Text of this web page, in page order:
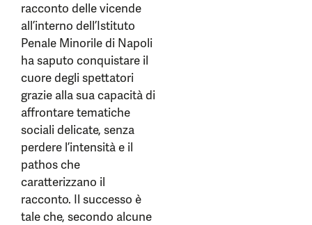
racconto delle vicende
all’interno dell’Istituto
Penale Minorile di Napoli
ha saputo conquistare il
cuore degli spettatori
grazie alla sua capacità di
affrontare tematiche
sociali delicate, senza
perdere l’intensità e il
pathos che
caratterizzano il
racconto. Il successo è
tale che, secondo alcune